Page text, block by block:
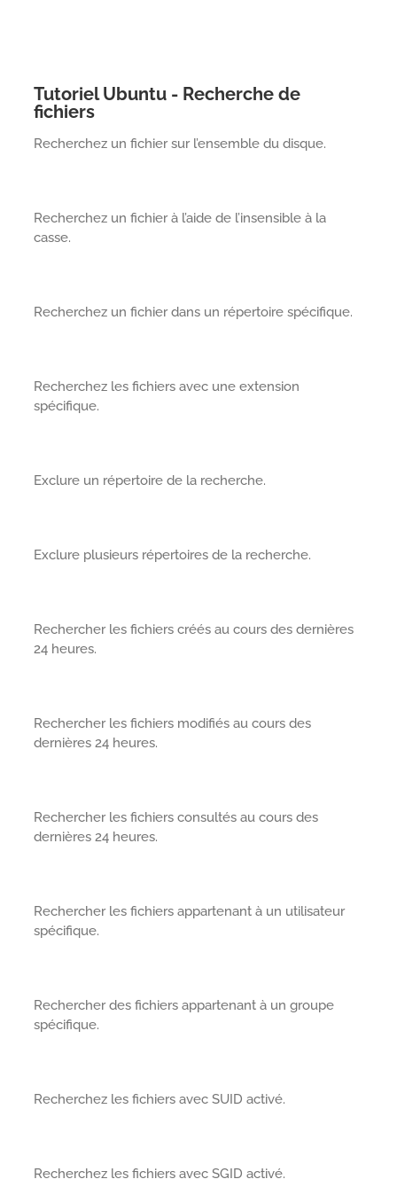
Tutoriel Ubuntu - Recherche de
fichiers
Recherchez un fichier sur l’ensemble du disque.
Recherchez un fichier à l’aide de l’insensible à la
casse.
Recherchez un fichier dans un répertoire spécifique.
Recherchez les fichiers avec une extension
spécifique.
Exclure un répertoire de la recherche.
Exclure plusieurs répertoires de la recherche.
Rechercher les fichiers créés au cours des dernières
24 heures.
Rechercher les fichiers modifiés au cours des
dernières 24 heures.
Rechercher les fichiers consultés au cours des
dernières 24 heures.
Rechercher les fichiers appartenant à un utilisateur
spécifique.
Rechercher des fichiers appartenant à un groupe
spécifique.
Recherchez les fichiers avec SUID activé.
Recherchez les fichiers avec SGID activé.